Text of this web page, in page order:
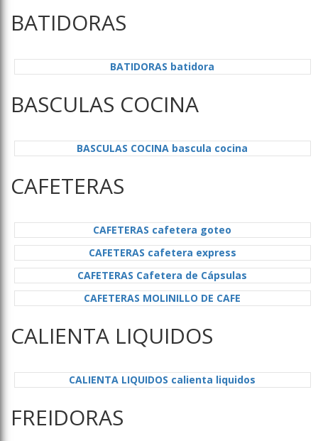
BATIDORAS
BATIDORAS batidora
BASCULAS COCINA
BASCULAS COCINA bascula cocina
CAFETERAS
CAFETERAS cafetera goteo
CAFETERAS cafetera express
CAFETERAS Cafetera de Cápsulas
CAFETERAS MOLINILLO DE CAFE
CALIENTA LIQUIDOS
CALIENTA LIQUIDOS calienta liquidos
FREIDORAS